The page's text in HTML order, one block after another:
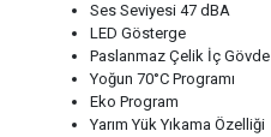
Ses Seviyesi 47 dBA
LED Gösterge
Paslanmaz Çelik İç Gövde
Yoğun 70°C Programı
Eko Program
Yarım Yük Yıkama Özelliği